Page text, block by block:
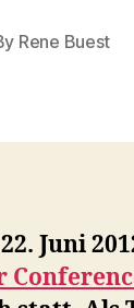
Rene Buest
Juni